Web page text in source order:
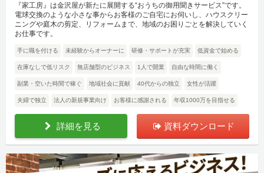
『家工房』は金沢屋が新たに展開する“おうちの御用聞きサービス”です。
電球交換のような小さな事からお客様のご自宅にお伺いし、ハウスクリー
ニングや庭木の剪定、リフォームまで、地域のお困りごとを解決していく
お仕事です。
手に職を付ける 未経験からオーナーに 研修・サポートが充実 低資金で始める
在庫なしで低リスク 無店舗型のビジネス 1人で開業 自由な時間に働く
副業・空いた時間で稼ぐ 地域社会に貢献 40代からの独立 女性が活躍
夫婦で独立 法人の新規事業向け お客様に感謝される 年収1000万を目指せる
詳細を見る 資料ダウンロード